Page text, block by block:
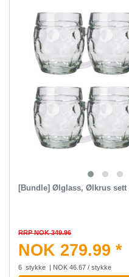
[Bundle] Ølglass, Ølkrus sett
RRP NOK 349.96
NOK 279.99 *
6 stykke | NOK 46.67 / stykke